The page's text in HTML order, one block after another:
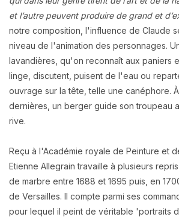
et l’autre peuvent produire de grand et
notre composition, l'influence de Claude
niveau de l'animation des personnages.
lavandières, qu'on reconnaît aux paniers
linge, discutent, puisent de l'eau ou
ouvrage sur la tête, telle une canéphore.
dernières, un berger guide son troupeau
rive.
Reçu à l'Académie royale de Peinture et
Etienne Allegrain travaille à plusieurs
de marbre entre 1688 et 1695 puis, en
de Versailles. Il compte parmi ses
pour lequel il peint de véritable 'portraits